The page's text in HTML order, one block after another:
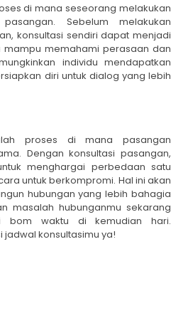
di mana seseorang melakukan
Sebelum melakukan
konsultasi sendiri dapat menjadi
memahami perasaan dan
individu mendapatkan
diri untuk dialog yang lebih
proses di mana pasangan
Dengan konsultasi pasangan,
menghargai perbedaan satu
untuk berkompromi. Hal ini akan
hubungan yang lebih bahagia
masalah hubunganmu sekarang
bom waktu di kemudian hari.
jadwal konsultasimu ya!